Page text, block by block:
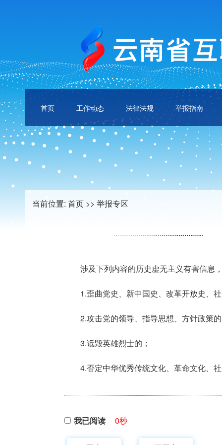
首页 工作动态 法律法规 举报指南
当前位置: 首页 >> 举报专区
涉及下列内容的历史虚无主义有害信息
1.歪曲党史、新中国史、改革开放史、
2.攻击党的领导、指导思想、方针政策
3.诋毁英雄烈士的；
4.否定中华优秀传统文化、革命文化、
我已阅读 0秒